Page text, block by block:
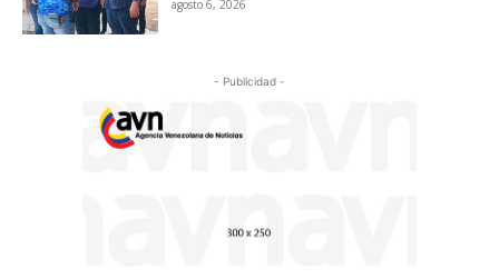
agosto 6, 2026
- Publicidad -